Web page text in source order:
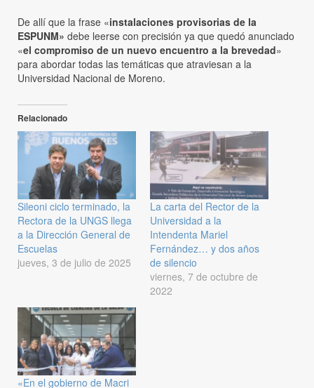
De allí que la frase «instalaciones provisorias de la
ESPUNM» debe leerse con precisión ya que quedó anunciado
«el compromiso de un nuevo encuentro a la brevedad»
para abordar todas las temáticas que atraviesan a la
Universidad Nacional de Moreno.
Relacionado
Sileoni ciclo terminado, la
Rectora de la UNGS llega
a la Dirección General de
Escuelas
jueves, 3 de julio de 2025
La carta del Rector de la
Universidad a la
Intendenta Mariel
Fernández… y dos años
de silencio
viernes, 7 de octubre de
2022
«En el gobierno de Macri